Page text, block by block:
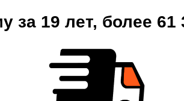
за 19 лет, более